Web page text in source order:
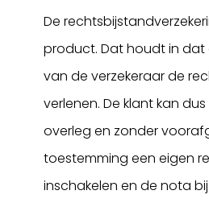
De
product. Dat houdt in dat
van de verzekeraar de
verlenen. De klant kan
overleg en zonder
toestemming een eigen
inschakelen en de nota